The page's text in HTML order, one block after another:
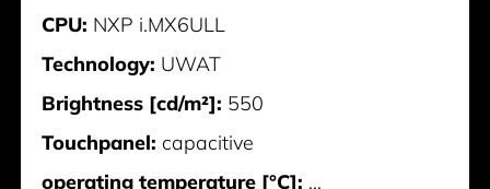
CPU: NXP i.MX6ULL
Technology: UWAT
Brightness [cd/m²]: 550
Touchpanel: capacitive
operating temperature [°C]: ...